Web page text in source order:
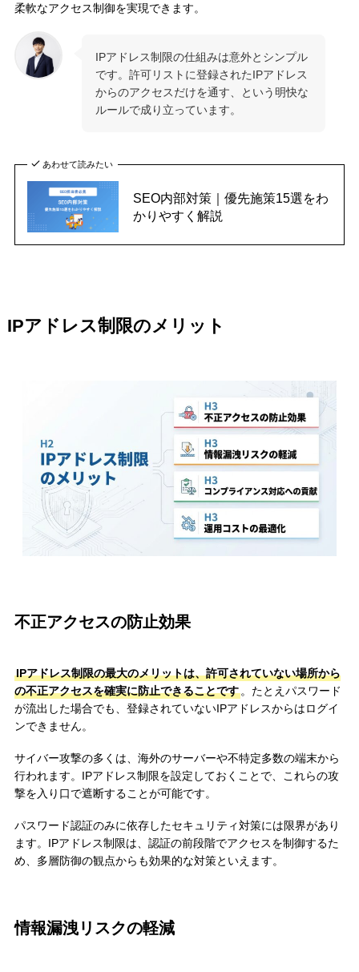
柔軟なアクセス制御を実現できます。
IPアドレス制限の仕組みは意外とシンプル
です。許可リストに登録されたIPアドレス
からのアクセスだけを通す、という明快な
ルールで成り立っています。
あわせて読みたい
SEO内部対策｜優先施策15選をわ
かりやすく解説
IPアドレス制限のメリット
不正アクセスの防止効果
IPアドレス制限の最大のメリットは、許可されていない場所から
の不正アクセスを確実に防止できることです。たとえパスワード
が流出した場合でも、登録されていないIPアドレスからはログイ
ンできません。
サイバー攻撃の多くは、海外のサーバーや不特定多数の端末から
行われます。IPアドレス制限を設定しておくことで、これらの攻
撃を入り口で遮断することが可能です。
パスワード認証のみに依存したセキュリティ対策には限界があり
ます。IPアドレス制限は、認証の前段階でアクセスを制御するた
め、多層防御の観点からも効果的な対策といえます。
情報漏洩リスクの軽減